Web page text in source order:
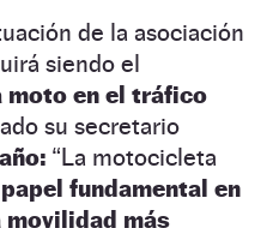
de la asociación
siendo el
moto en el tráfico
su secretario
“La motocicleta
papel fundamental en
movilidad más